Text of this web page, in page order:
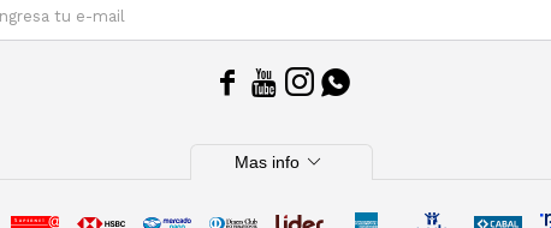
   
Mas info expand_more